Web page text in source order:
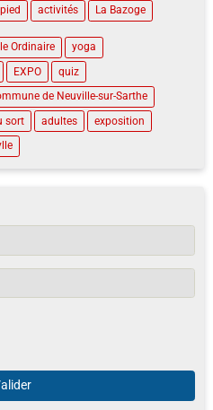
activités La Bazoge
Ordinaire
yoga
EXPO
quiz
de Neuville-sur-Sarthe
sort adultes
exposition